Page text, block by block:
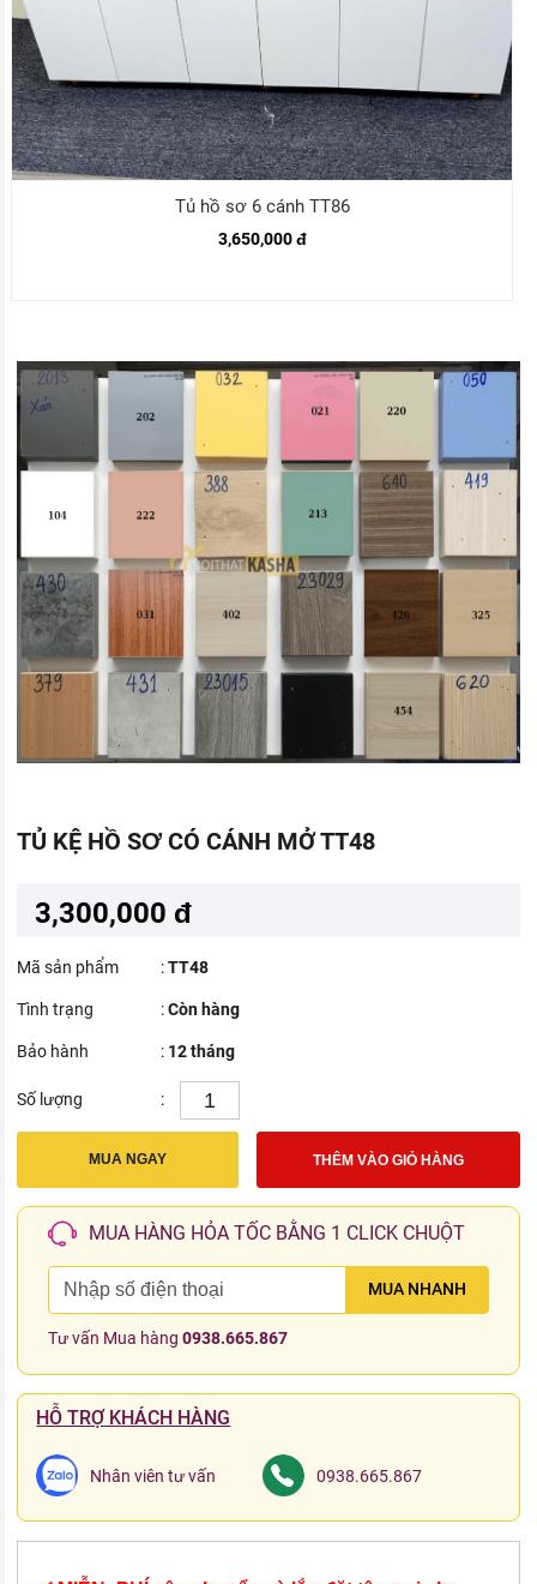
Tủ hồ sơ 6 cánh TT86
3,650,000 đ
TỦ KỆ HỒ SƠ CÓ CÁNH MỞ TT48
3,300,000 đ
Mã sản phẩm :TT48
Tình trạng :Còn hàng
Bảo hành : 12 tháng
Số lượng :
MUA NGAY THÊM VÀO GIỎ HÀNG
MUA HÀNG HỎA TỐC BẰNG 1 CLICK CHUỘT
MUA NHANH
Tư vấn Mua hàng0938.665.867
HỖ TRỢ KHÁCH HÀNG
Nhân viên tư vấn 0938.665.867